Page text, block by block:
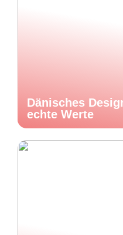
Dänisches
echte Werte